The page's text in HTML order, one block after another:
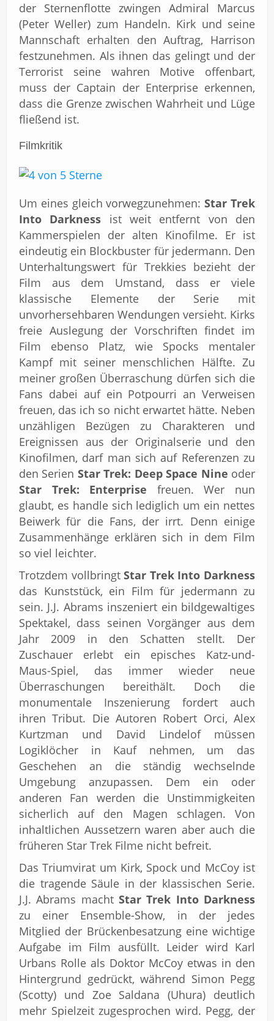
der Sternenflotte zwingen Admiral Marcus
(Peter Weller) zum Handeln. Kirk und seine
Mannschaft erhalten den Auftrag, Harrison
festzunehmen. Als ihnen das gelingt und der
Terrorist seine wahren Motive offenbart,
muss der Captain der Enterprise erkennen,
dass die Grenze zwischen Wahrheit und Lüge
fließend ist.
Filmkritik
Um eines gleich vorwegzunehmen: Star Trek
Into Darkness ist weit entfernt von den
Kammerspielen der alten Kinofilme. Er ist
eindeutig ein Blockbuster für jedermann. Den
Unterhaltungswert für Trekkies bezieht der
Film aus dem Umstand, dass er viele
klassische Elemente der Serie mit
unvorhersehbaren Wendungen versieht. Kirks
freie Auslegung der Vorschriften findet im
Film ebenso Platz, wie Spocks mentaler
Kampf mit seiner menschlichen Hälfte. Zu
meiner großen Überraschung dürfen sich die
Fans dabei auf ein Potpourri an Verweisen
freuen, das ich so nicht erwartet hätte. Neben
unzähligen Bezügen zu Charakteren und
Ereignissen aus der Originalserie und den
Kinofilmen, darf man sich auf Referenzen zu
den Serien Star Trek: Deep Space Nine oder
Star Trek: Enterprise freuen. Wer nun
glaubt, es handle sich lediglich um ein nettes
Beiwerk für die Fans, der irrt. Denn einige
Zusammenhänge erklären sich in dem Film
so viel leichter.
Trotzdem vollbringtStar Trek Into Darkness
das Kunststück, ein Film für jedermann zu
sein. J.J. Abrams inszeniert ein bildgewaltiges
Spektakel, dass seinen Vorgänger aus dem
Jahr 2009 in den Schatten stellt. Der
Zuschauer erlebt ein episches Katz-und-
Maus-Spiel, das immer wieder neue
Überraschungen bereithält. Doch die
monumentale Inszenierung fordert auch
ihren Tribut. Die Autoren Robert Orci, Alex
Kurtzman und David Lindelof müssen
Logiklöcher in Kauf nehmen, um das
Geschehen an die ständig wechselnde
Umgebung anzupassen. Dem ein oder
anderen Fan werden die Unstimmigkeiten
sicherlich auf den Magen schlagen. Von
inhaltlichen Aussetzern waren aber auch die
früheren Star Trek Filme nicht befreit.
Das Triumvirat um Kirk, Spock und McCoy ist
die tragende Säule in der klassischen Serie.
J.J. Abrams macht Star Trek Into Darkness
zu einer Ensemble-Show, in der jedes
Mitglied der Brückenbesatzung eine wichtige
Aufgabe im Film ausfüllt. Leider wird Karl
Urbans Rolle als Doktor McCoy etwas in den
Hintergrund gedrückt, während Simon Pegg
(Scotty) und Zoe Saldana (Uhura) deutlich
mehr Spielzeit zugesprochen wird. Pegg, der